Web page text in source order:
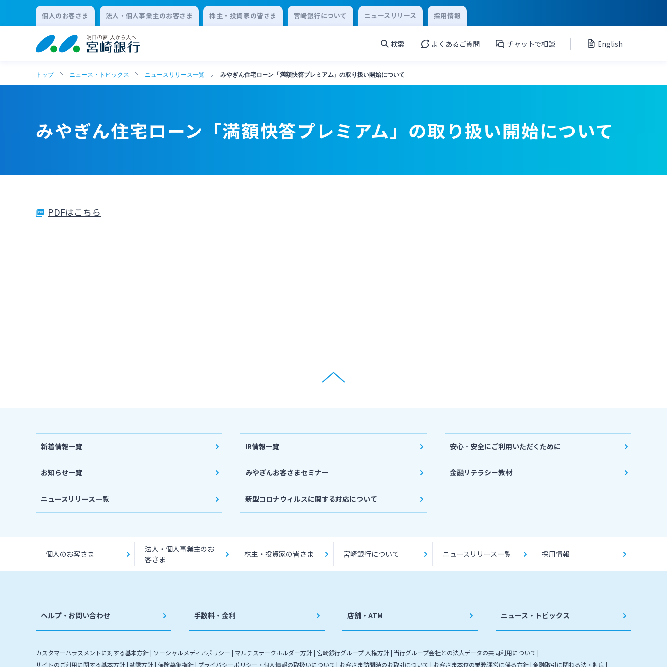
個人のお客さま 法人・個人事業主のお客さま 株主・投資家の皆さま 宮崎銀行について ニュースリリース 採用情報
検索 よくあるご質問 チャットで相談 English
トップ ニュース・トピックス ニュースリリース一覧 みやぎん住宅ローン「満額快答プレミアム」の取り扱い開始について
みやぎん住宅ローン「満額快答プレミアム」の取り扱い開始について
PDFはこちら
新着情報一覧
お知らせ一覧
ニュースリリース一覧
IR情報一覧
みやぎんお客さまセミナー
新型コロナウィルスに関する対応について
安心・安全にご利用いただくために
金融リテラシー教材
個人のお客さま
法人・個人事業主のお
客さま
株主・投資家の皆さま 宮崎銀行について ニュースリリース一覧 採用情報
ヘルプ・お問い合わせ 手数料・金利 店舗・ATM ニュース・トピックス
カスタマーハラスメントに対する基本方針 ソーシャルメディアポリシー マルチステークホルダー方針 宮崎銀行グループ 人権方針 当行グループ会社との法人データの共同利用について
サイトのご利用に関する基本方針 勧誘方針 保険募集指針 プライバシーポリシー・個人情報の取扱いについて お客さま訪問時のお取引について お客さま本位の業務運営に係る方針 金融取引に関わる法・制度